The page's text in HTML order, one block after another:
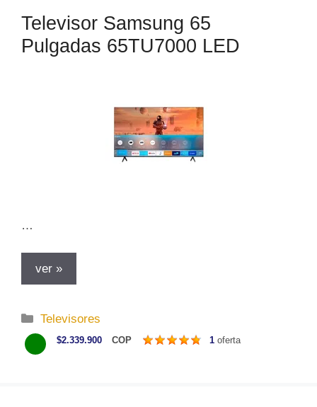
Televisor Samsung 65
Pulgadas 65TU7000 LED
…
ver »
C
a
t
Televisores
$2.339.900 COP 1 oferta